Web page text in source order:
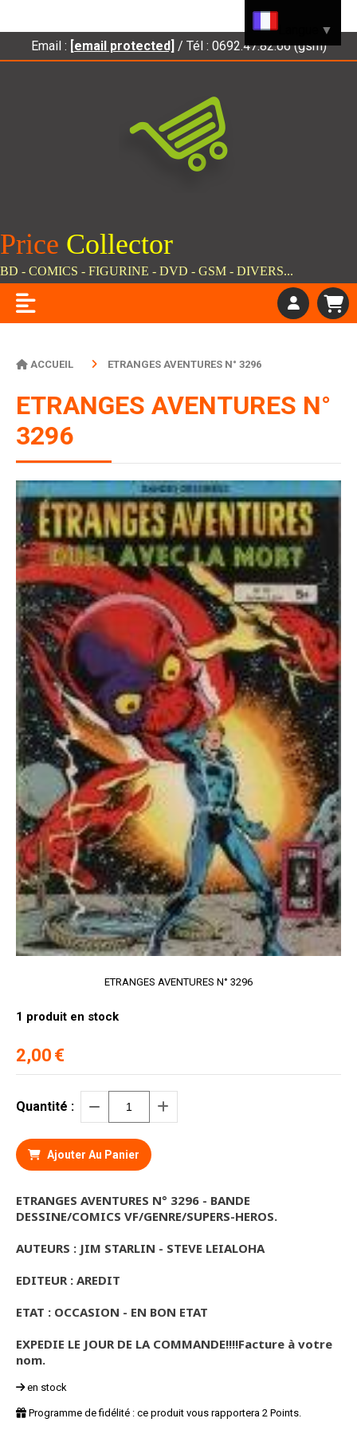
Email : [email protected] / Tél : 0692.47.82.66 (gsm)
Price Collector
BD - COMICS - FIGURINE - DVD - GSM - DIVERS...
ACCUEIL ETRANGES AVENTURES N° 3296
ETRANGES AVENTURES N°
3296
ETRANGES AVENTURES N° 3296
2,00 €
1 produit en stock
Quantité :
Ajouter Au Panier
ETRANGES AVENTURES N° 3296 - BANDE
DESSINE/COMICS VF/GENRE/SUPERS-HEROS.
AUTEURS : JIM STARLIN - STEVE LEIALOHA
EDITEUR : AREDIT
ETAT : OCCASION - EN BON ETAT
EXPEDIE LE JOUR DE LA COMMANDE!!!!Facture à votre
nom.
en stock
Programme de fidélité : ce produit vous rapportera 2 Points.
▼